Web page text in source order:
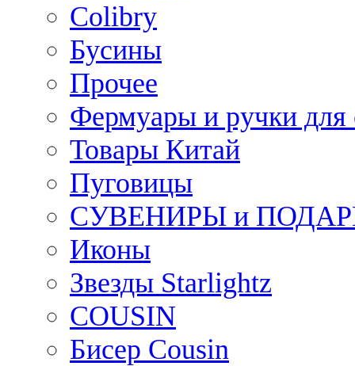
Colibry
Бусины
Прочее
Фермуары и ручки для
Товары Китай
Пуговицы
СУВЕНИРЫ и
Иконы
Звезды Starlightz
COUSIN
Бисер Cousin